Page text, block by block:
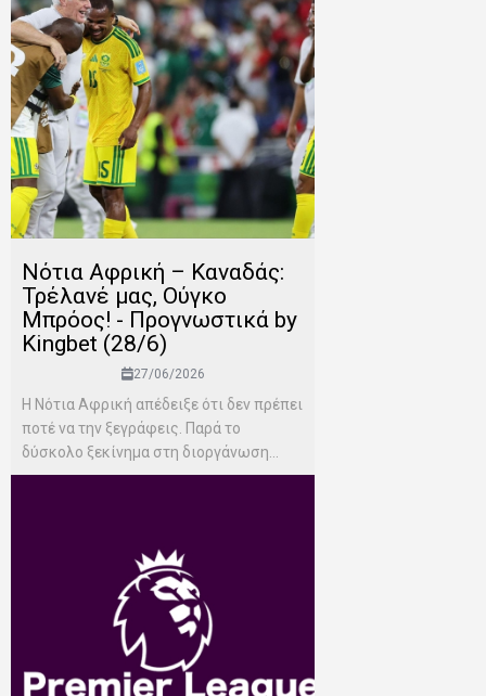
Νότια Αφρική – Καναδάς:
Τρέλανέ μας, Ούγκο
Μπρόος! - Προγνωστικά by
Kingbet (28/6)
27/06/2026
Η Νότια Αφρική απέδειξε ότι δεν πρέπει
ποτέ να την ξεγράφεις. Παρά το
δύσκολο ξεκίνημα στη διοργάνωση...